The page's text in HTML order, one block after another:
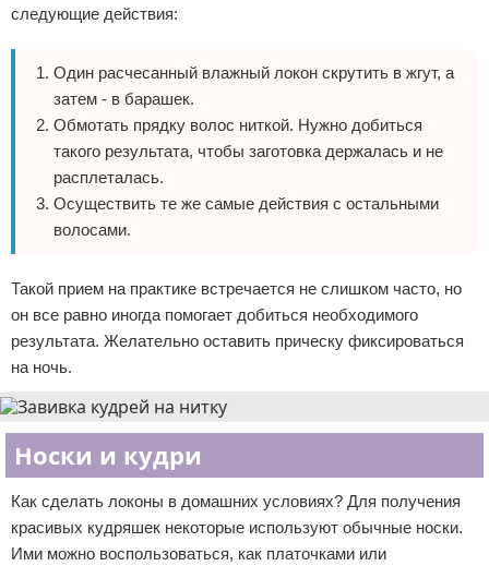
следующие действия:
Один расчесанный влажный локон скрутить в жгут, а
затем - в барашек.
Обмотать прядку волос ниткой. Нужно добиться
такого результата, чтобы заготовка держалась и не
расплеталась.
Осуществить те же самые действия с остальными
волосами.
Такой прием на практике встречается не слишком часто, но
он все равно иногда помогает добиться необходимого
результата. Желательно оставить прическу фиксироваться
на ночь.
Носки и кудри
Как сделать локоны в домашних условиях? Для получения
красивых кудряшек некоторые используют обычные носки.
Ими можно воспользоваться, как платочками или